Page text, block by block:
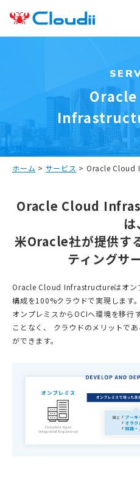
ホーム > サービス > Oracle Cloud
Oracle Cloud
は、
米Oracle社が提供す
ティングサ
Oracle Cloud Infrastructureはオン
構成を100%クラウドで実現します。
オンプレミスからOCIへ環境を移行
ことなく、
クラウドのメリットで
ができます。